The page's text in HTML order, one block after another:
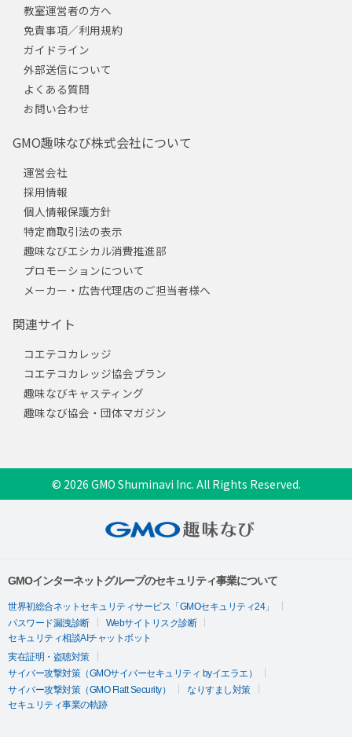
教室運営者の方へ
免責事項／利用規約
ガイドライン
外部送信について
よくある質問
お問い合わせ
GMO趣味なび株式会社について
運営会社
採用情報
個人情報保護方針
特定商取引法の表示
趣味なびエシカル消費推進部
プロモーションについて
メーカー・広告代理店のご担当者様へ
関連サイト
コエテコカレッジ
コエテコカレッジ協会プラン
趣味なびキャスティング
趣味なび協会・団体マガジン
© 2026 GMO Shuminavi Inc. All Rights Reserved.